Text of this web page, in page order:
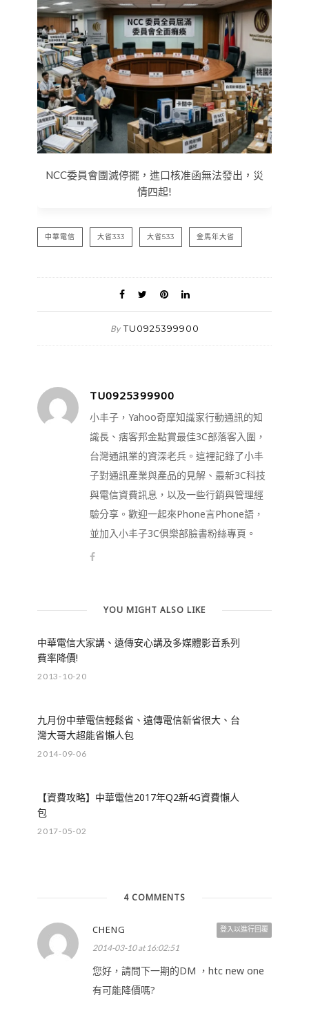
NCC委員會團滅停擺，進口核准函無法發出，災
情四起!
中華電信 大省333 大省533 金馬年大省
By TU0925399900
TU0925399900
小丰子，Yahoo奇摩知識家行動通訊的知
識長、痞客邦金點賞最佳3C部落客入圍，
台灣通訊業的資深老兵。這裡記錄了小丰
子對通訊產業與產品的見解、最新3C科技
與電信資費訊息，以及一些行銷與管理經
驗分享。歡迎一起來Phone言Phone語，
並加入小丰子3C俱樂部臉書粉絲專頁。
YOU MIGHT ALSO LIKE
中華電信大家講、遠傳安心講及多媒體影音系列
費率降價!
2013-10-20
九月份中華電信輕鬆省、遠傳電信新省很大、台
灣大哥大超能省懶人包
2014-09-06
【資費攻略】中華電信2017年Q2新4G資費懶人
包
2017-05-02
4 COMMENTS
登入以進行回覆
CHENG
2014-03-10 at 16:02:51
您好，請問下一期的DM ，htc new one
有可能降價嗎?